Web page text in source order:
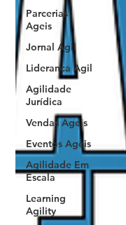
Parcerias
Ageis
Jornal Agil
Lideranca Agil
Agilidade
Jurídica
Vendas Ágeis
Eventos Ageis
Agilidade Em
Escala
Learning
Agility